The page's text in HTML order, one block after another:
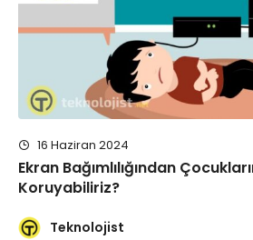
16 Haziran 2024
Ekran Bağımlılığından
Koruyabiliriz?
Teknolojist